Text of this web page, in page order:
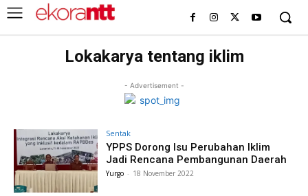
Lokakarya tentang iklim
- Advertisement -
Sentak
YPPS Dorong Isu Perubahan Iklim
Jadi Rencana Pembangunan Daerah
Yurgo - 18 November 2022